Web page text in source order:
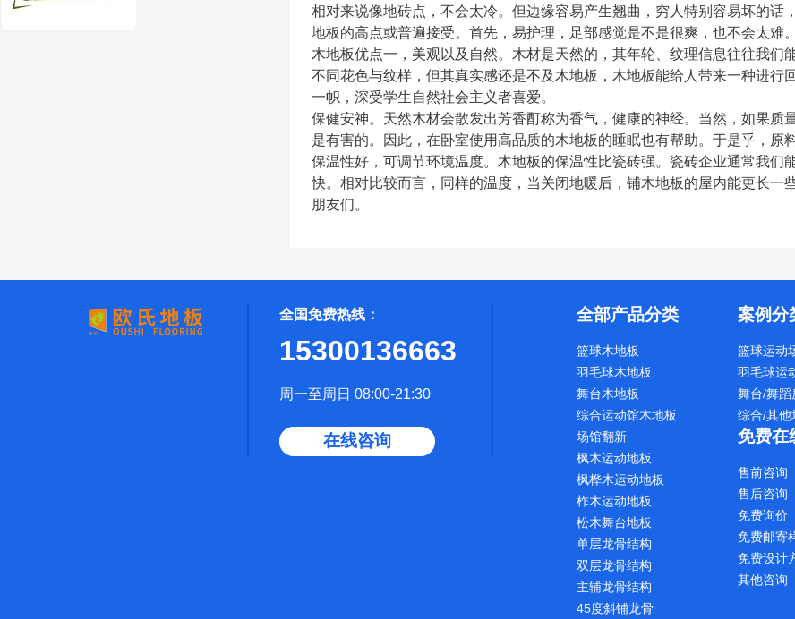
相对来说像地砖点，不会太冷。但边缘容易产生翘曲，穷人特别容易坏的话
地板的高点或普遍接受。首先，易护理，足部感觉是不是很爽，也不会太难。
木地板优点一，美观以及自然。木材是天然的，其年轮、纹理信息往往我们
不同花色与纹样，但其真实感还是不及木地板，木地板能给人带来一种进行
一帜，深受学生自然社会主义者喜爱。
保健安神。天然木材会散发出芳香酊称为香气，健康的神经。当然，如果质
是有害的。因此，在卧室使用高品质的木地板的睡眠也有帮助。于是乎，原
保温性好，可调节环境温度。木地板的保温性比瓷砖强。瓷砖企业通常我们
快。相对比较而言，同样的温度，当关闭地暖后，铺木地板的屋内能更长一
朋友们。
全国免费热线：
15300136663
周一至周日 08:00-21:30
在线咨询
全部产品分类
篮球木地板
羽毛球木地板
舞台木地板
综合运动馆木地板
场馆翻新
枫木运动地板
枫桦木运动地板
柞木运动地板
松木舞台地板
单层龙骨结构
双层龙骨结构
主辅龙骨结构
45度斜铺龙骨
案例分
篮球运动
羽毛球运
舞台/舞蹈
综合/其他
免费在
售前咨询
售后咨询
免费询价
免费邮寄
免费设计
其他咨询